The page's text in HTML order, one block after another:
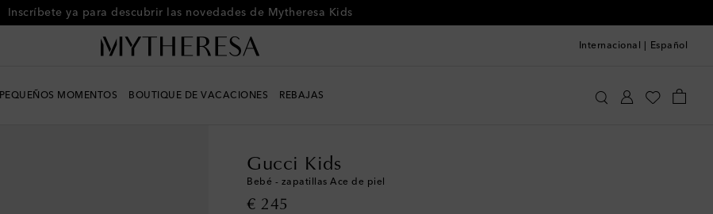
Inscríbete ya para descubrir las novedades de Mytheresa Kids
Internacional Español
PEQUEÑOS MOMENTOS BOUTIQUE DE VACACIONES REBAJAS
Gucci Kids
Bebé - zapatillas Ace de piel
€ 245
original price
Tallas de Europa
EU 16